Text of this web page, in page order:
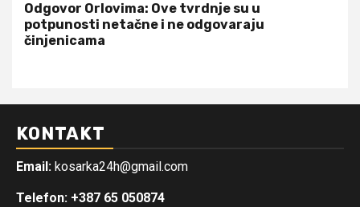
Odgovor Orlovima: ​Ove tvrdnje su u
potpunosti netačne i ne odgovaraju
činjenicama
KONTAKT
Email: kosarka24h@gmail.com
Telefon: +387 65 050874